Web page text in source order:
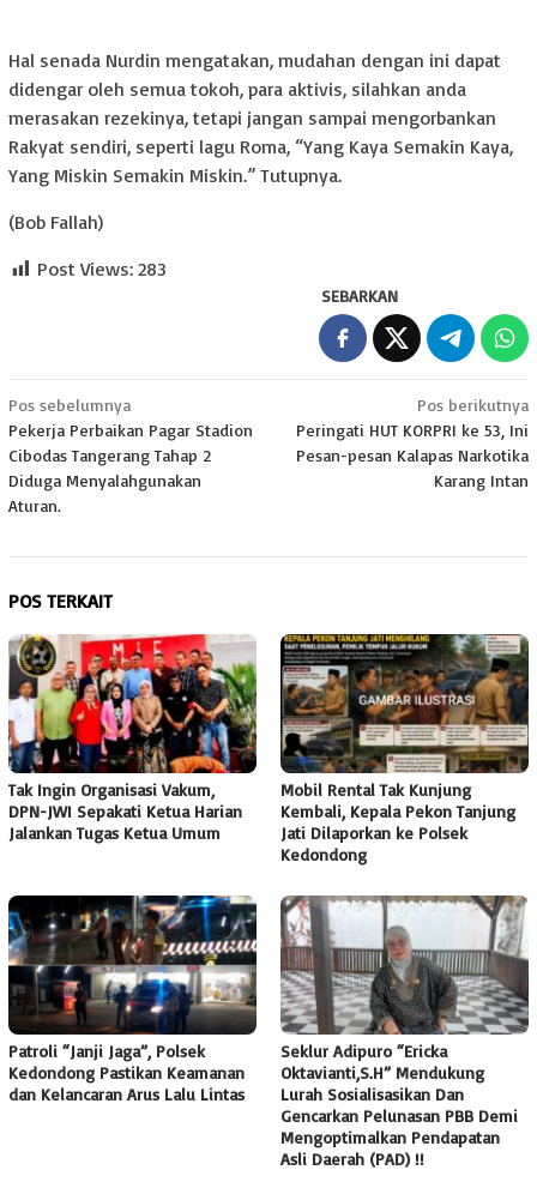
Hal senada Nurdin mengatakan, mudahan dengan ini dapat
didengar oleh semua tokoh, para aktivis, silahkan anda
merasakan rezekinya, tetapi jangan sampai mengorbankan
Rakyat sendiri, seperti lagu Roma, “Yang Kaya Semakin Kaya,
Yang Miskin Semakin Miskin.” Tutupnya.
(Bob Fallah)
Post Views: 283
SEBARKAN
Navigasi
pos
Pos sebelumnya
Pekerja Perbaikan Pagar Stadion
Cibodas Tangerang Tahap 2
Diduga Menyalahgunakan
Aturan.
Pos berikutnya
Peringati HUT KORPRI ke 53, Ini
Pesan-pesan Kalapas Narkotika
Karang Intan
POS TERKAIT
Tak Ingin Organisasi Vakum,
DPN-JWI Sepakati Ketua Harian
Jalankan Tugas Ketua Umum
Mobil Rental Tak Kunjung
Kembali, Kepala Pekon Tanjung
Jati Dilaporkan ke Polsek
Kedondong
Patroli “Janji Jaga”, Polsek
Kedondong Pastikan Keamanan
dan Kelancaran Arus Lalu Lintas
Seklur Adipuro “Ericka
Oktavianti,S.H” Mendukung
Lurah Sosialisasikan Dan
Gencarkan Pelunasan PBB Demi
Mengoptimalkan Pendapatan
Asli Daerah (PAD) !!